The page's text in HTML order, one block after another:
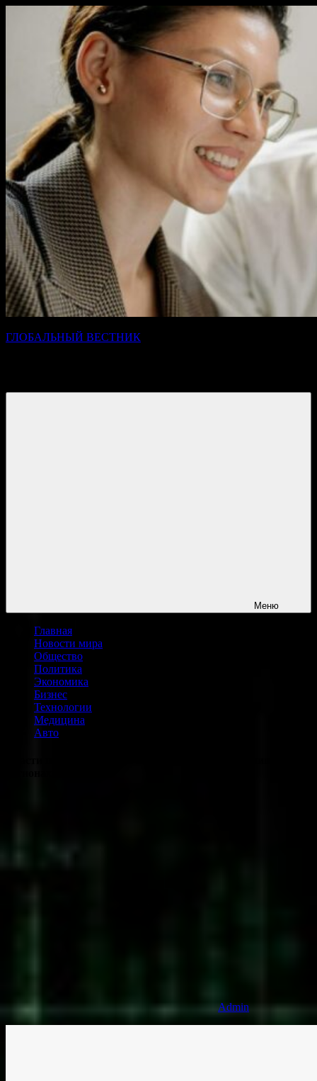
содержимому
ГЛОБАЛЬНЫЙ ВЕСТНИК
Меню
Главная
Новости мира
Общество
Политика
Экономика
Бизнес
Технологии
Медицина
Авто
Admin